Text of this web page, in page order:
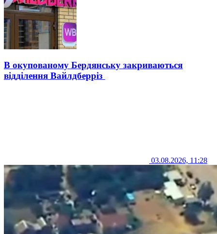
В окупованому Бердянську закриваються
відділення Вайлдберріз
03.08.2026, 11:28